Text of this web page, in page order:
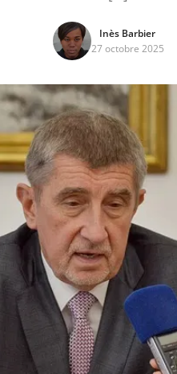
Inès Barbier
27 octobre 2025